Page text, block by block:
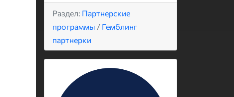
Раздел: Партнерские
программы / Гемблинг
партнерки